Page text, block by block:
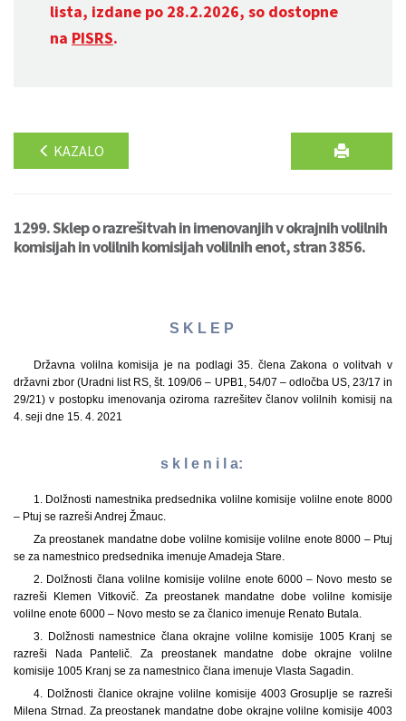
lista, izdane po 28.2.2026, so dostopne
na PISRS.
KAZALO
1299. Sklep o razrešitvah in imenovanjih v okrajnih volilnih
komisijah in volilnih komisijah volilnih enot, stran 3856.
S K L E P
Državna volilna komisija je na podlagi 35. člena Zakona o volitvah v
državni zbor (Uradni list RS, št. 109/06 – UPB1, 54/07 – odločba US, 23/17 in
29/21) v postopku imenovanja oziroma razrešitev članov volilnih komisij na
4. seji dne 15. 4. 2021
s k l e n i l a:
1. Dolžnosti namestnika predsednika volilne komisije volilne enote 8000
– Ptuj se razreši Andrej Žmauc.
Za preostanek mandatne dobe volilne komisije volilne enote 8000 – Ptuj
se za namestnico predsednika imenuje Amadeja Stare.
2. Dolžnosti člana volilne komisije volilne enote 6000 – Novo mesto se
razreši Klemen Vitkovič. Za preostanek mandatne dobe volilne komisije
volilne enote 6000 – Novo mesto se za članico imenuje Renato Butala.
3. Dolžnosti namestnice člana okrajne volilne komisije 1005 Kranj se
razreši Nada Pantelič. Za preostanek mandatne dobe okrajne volilne
komisije 1005 Kranj se za namestnico člana imenuje Vlasta Sagadin.
4. Dolžnosti članice okrajne volilne komisije 4003 Grosuplje se razreši
Milena Strnad. Za preostanek mandatne dobe okrajne volilne komisije 4003